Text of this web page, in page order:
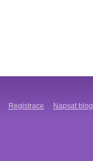
Registrace Napsat blog